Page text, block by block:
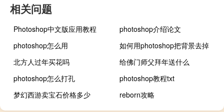
相关问题
Photoshop中文版应用教程
photoshop介绍论文
photoshop怎么用
如何用photoshop把背景去掉
北方人过年买花吗
给佛门师父拜年送什么
photoshop怎么打孔
photoshop教程txt
梦幻西游卖宝石价格多少
reborn攻略